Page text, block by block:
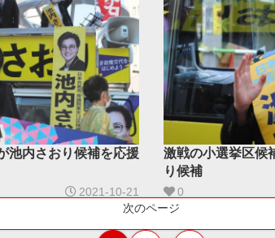
内さおり候補を応援
2021-10-21
激戦の小選挙区
り候補
0
次のページ